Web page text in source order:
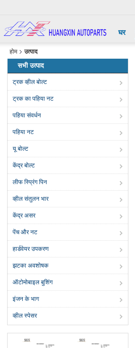
घर
होम उत्पाद
सभी उत्पाद
ट्रक व्हील बोल्ट
ट्रक का पहिया नट
पहिया संवर्धन
पहिया नट
यू बोल्ट
केंद्र बोल्ट
लीफ स्प्रिंग पिन
व्हील संतुलन भार
केंद्र असर
पेंच और नट
हार्डवेयर उपकरण
झटका अवशोषक
ऑटोमोबाइल बुशिंग
इंजन के भाग
व्हील स्पेसर